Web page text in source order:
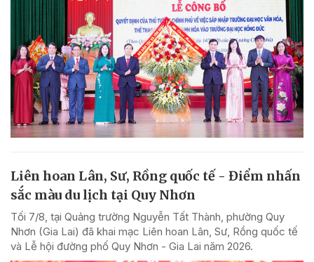
Liên hoan Lân, Sư, Rồng quốc tế - Điểm nhấn
sắc màu du lịch tại Quy Nhơn
Tối 7/8, tại Quảng trường Nguyễn Tất Thành, phường Quy
Nhơn (Gia Lai) đã khai mạc Liên hoan Lân, Sư, Rồng quốc tế
và Lễ hội đường phố Quy Nhơn - Gia Lai năm 2026.